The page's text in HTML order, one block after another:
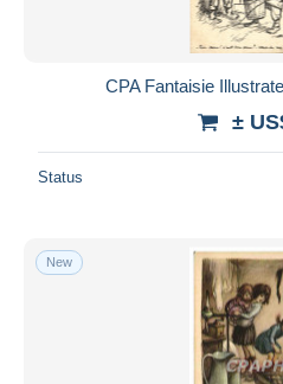
CPA Fantaisie
±
Status
New